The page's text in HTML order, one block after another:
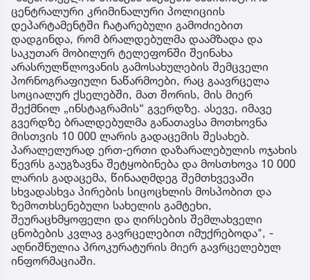
ცენტრალური კრიმინალური პოლიციის
დეპარტამენტში ჩატარებული გამოძიებით
დადგინდა, რომ ბრალდებულმა დაამზადა და
საკუთარ მობილურ ტელეფონში შეინახა
არასრულწლოვანის გამოსახულების შემცველი
პორნოგრაფიული ნაწარმოები, რაც გაავრცელა
სოციალურ ქსელებში, მათ შორის, მის მიერ
შექმნილ „ინსტაგრამის“ გვერდზე. ასევე, იმავე
გვერდზე ბრალდებულმა განათავსა მოთხოვნა
მისთვის 10 000 ლარის გადაცემის შესახებ.
პარალელურად ერთ-ერთი დაზარალებულის ოჯახის
წევრს გაუგზავნა შეტყობინება და მოსთხოვა 10 000
ლარის გადაცემა, წინააღმდეგ შემთხვევაში
სხვადასხვა პირების სიცოცხლის მოსპობით და
ზემოთხსენებული სახელის გამტეხი,
შეურაცხმყოფელი და ღირსების შემლახველი
ცნობების კვლავ გავრცელებით იმუქრებოდა", -
აღნიშნულია პროკურატურის მიერ გავრცელებულ
ინფორმაციაში.